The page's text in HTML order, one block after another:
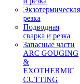
Экзотермическая
резка
Подводная
сварка и резка
Запасные части
ARC GOUGING
&
EXOTHERMIC
CUTTING